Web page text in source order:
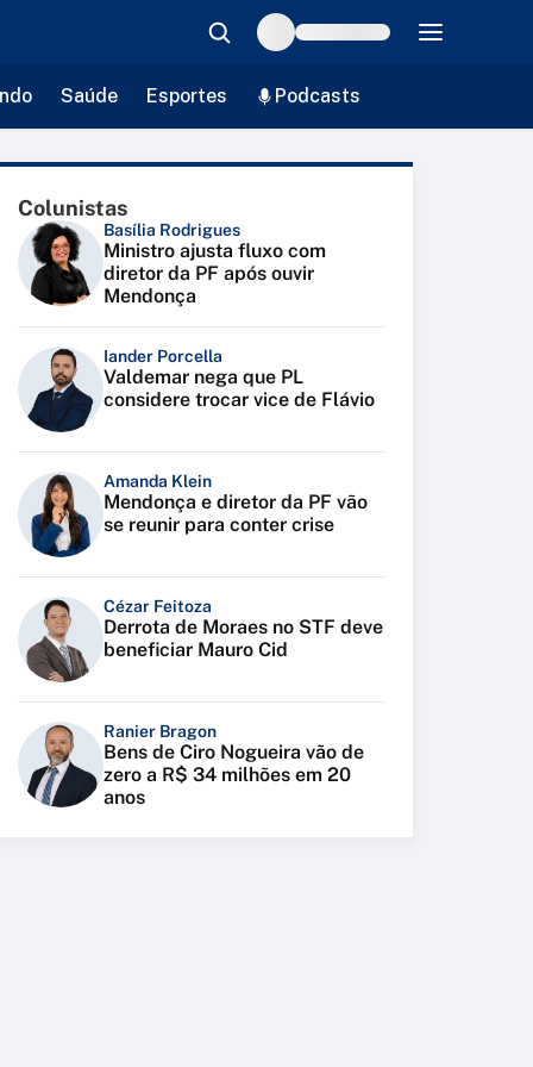
Saúde Esportes Podcasts
Colunistas
Basília Rodrigues
Ministro ajusta fluxo com
diretor da PF após ouvir
Mendonça
Iander Porcella
Valdemar nega que PL
considere trocar vice de Flávio
Amanda Klein
Mendonça e diretor da PF vão
se reunir para conter crise
Cézar Feitoza
Derrota de Moraes no STF deve
beneficiar Mauro Cid
Ranier Bragon
Bens de Ciro Nogueira vão de
zero a R$ 34 milhões em 20
anos